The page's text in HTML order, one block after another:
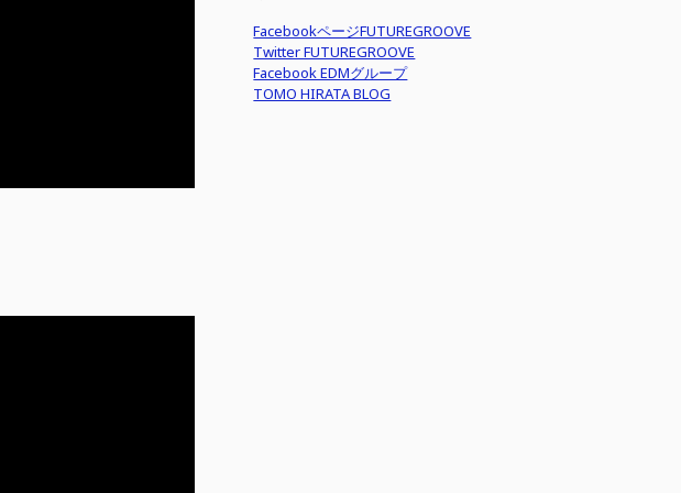
FacebookページFUTUREGROOVE
Twitter FUTUREGROOVE
Facebook EDMグループ
TOMO HIRATA BLOG